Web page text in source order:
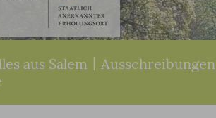
aus Salem Ausschreibungen